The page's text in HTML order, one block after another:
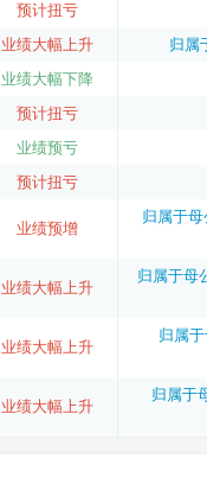
预计扭亏
业绩大幅上升
归属
业绩大幅下降
预计扭亏
业绩预亏
预计扭亏
业绩预增
归属于
业绩大幅上升
归属于母
业绩大幅上升
归属
业绩大幅上升
归属于